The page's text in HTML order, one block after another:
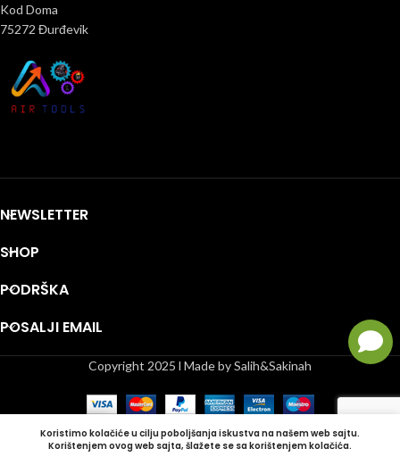
Kod Doma
75272 Đurđevik
NEWSLETTER
SHOP
PODRŠKA
POSALJI EMAIL
Copyright 2025 l Made by Salih&Sakinah
Lista željaKorpaMoj račun
Koristimo kolačiće u cilju poboljšanja iskustva na našem web sajtu.
Korištenjem ovog web sajta, šlažete se sa korištenjem kolačića.